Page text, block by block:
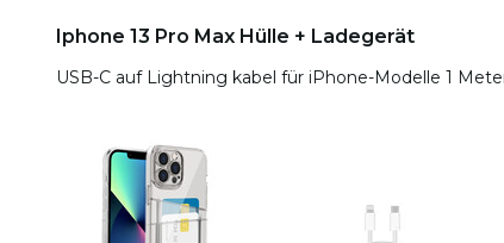
Iphone 13 Pro Max Hülle + Ladegerät
USB-C auf Lightning kabel für iPhone-Modelle 1